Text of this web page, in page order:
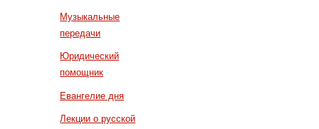
Музыкальные
передачи
Юридический
помощник
Евангелие дня
Лекции о русской